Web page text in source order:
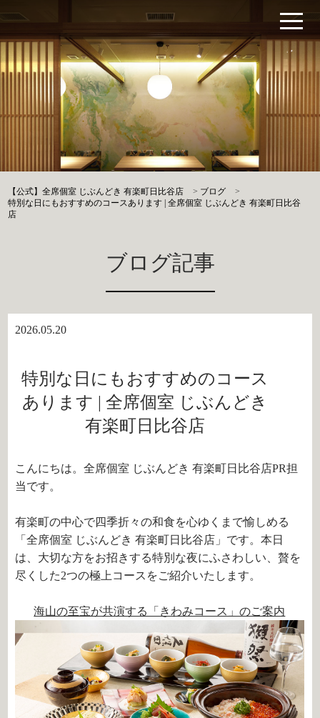
【公式】全席個室 じぶんどき 有楽町日比谷店 > ブログ
>
特別な日にもおすすめのコースあります | 全席個室 じぶんどき 有楽町日比谷
店
ブログ記事
2026.05.20
特別な日にもおすすめのコース
あります | 全席個室 じぶんどき
有楽町日比谷店
こんにちは。全席個室 じぶんどき 有楽町日比谷店PR担
当です。
有楽町の中心で四季折々の和食を心ゆくまで愉しめる
「全席個室 じぶんどき 有楽町日比谷店」です。本日
は、大切な方をお招きする特別な夜にふさわしい、贅を
尽くした2つの極上コースをご紹介いたします。
海山の至宝が共演する「きわみコース」のご案内